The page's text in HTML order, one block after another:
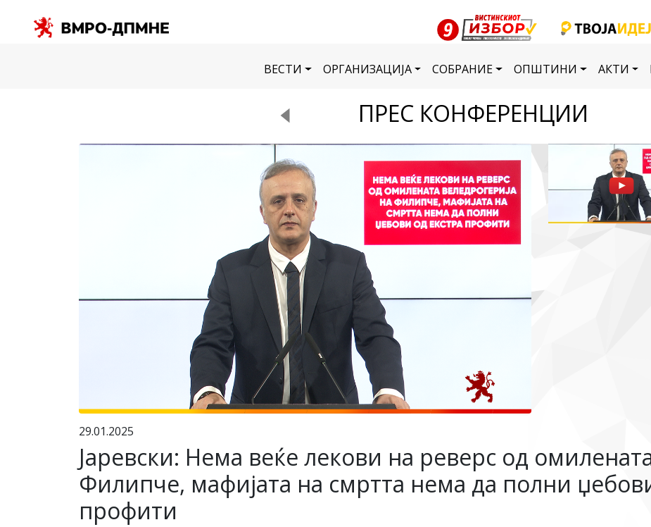
ВЕСТИ ОРГАНИЗАЦИЈА СОБРАНИЕ ОПШТИНИ АКТИ
ПРЕС КОНФЕРЕНЦИИ
29.01.2025
Јаревски: Нема веќе лекови на реверс од
Филипче, мафијата на смртта нема да полни
профити